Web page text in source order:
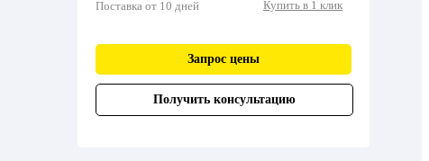
Поставка от 10 дней Купить в 1 клик
Запрос цены
Получить консультацию